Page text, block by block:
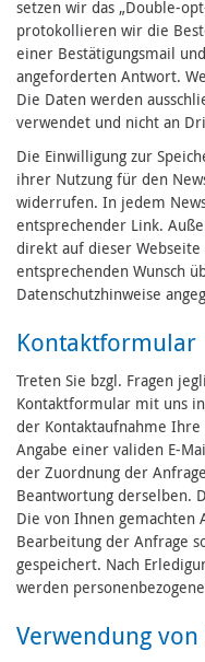
setzen wir das „Double-
protokollieren wir die
einer Bestätigungsmail
angeforderten Antwort.
Die Daten werden
verwendet und nicht an
Die Einwilligung zur
ihrer Nutzung für den
widerrufen. In jedem
entsprechender Link.
direkt auf dieser
entsprechenden Wunsch
Datenschutzhinweise
Kontaktformular
Treten Sie bzgl. Fragen
Kontaktformular mit uns
der Kontaktaufnahme
Angabe einer validen E-
der Zuordnung der
Beantwortung derselben.
Die von Ihnen gemachten
Bearbeitung der Anfrage
gespeichert. Nach
werden
Verwendung